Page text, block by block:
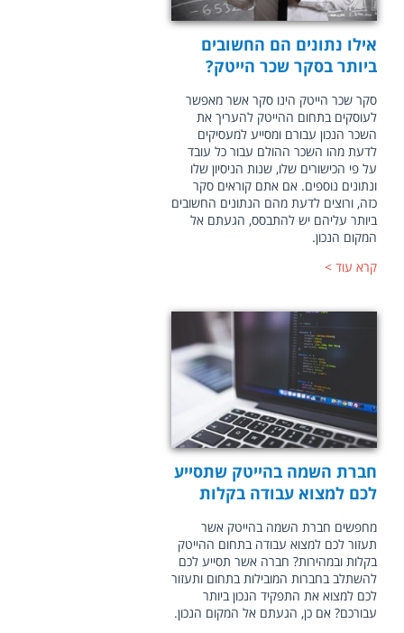
אילו נתונים הם החשובים
ביותר בסקר שכר הייטק?
סקר שכר הייטק הינו סקר אשר מאפשר
לעוסקים בתחום ההייטק להעריך את
השכר הנכון עבורם ומסייע למעסיקים
לדעת מהו השכר ההולם עבור כל עובד
על פי הכישורים שלו, שנות הניסיון שלו
ונתונים נוספים. אם אתם קוראים סקר
כזה, ורוצים לדעת מהם הנתונים החשובים
ביותר עליהם יש להתבסס, הגעתם אל
המקום הנכון.
קרא עוד
חברת השמה בהייטק שתסייע
לכם למצוא עבודה בקלות
מחפשים חברת השמה בהייטק אשר
תעזור לכם למצוא עבודה בתחום ההייטק
בקלות ובמהירות? חברה אשר תסייע לכם
להשתלב בחברות המובילות בתחום ותעזור
לכם למצוא את התפקיד הנכון ביותר
עבורכם? אם כן, הגעתם אל המקום הנכון.